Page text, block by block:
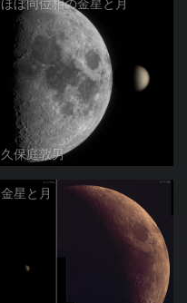
久保庭敦男
金星と月